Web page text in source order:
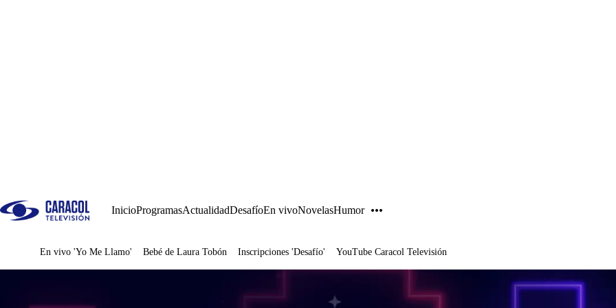
InicioProgramasActualidadDesafíoEn vivoNovelasHumor
Juegos
En vivo 'Yo Me Llamo' Bebé de Laura Tobón Inscripciones 'Desafío' YouTube Caracol Televisión